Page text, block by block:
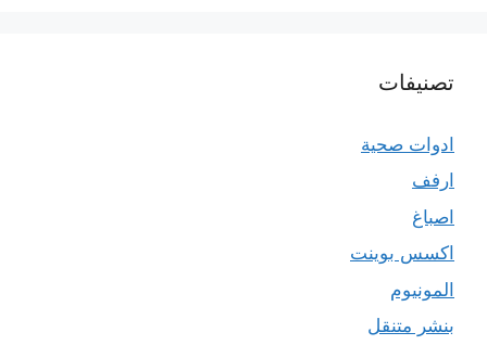
تصنيفات
ادوات صحية
ارفف
اصباغ
اكسس بوينت
المونيوم
بنشر متنقل